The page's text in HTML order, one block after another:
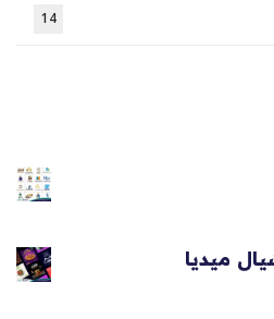
14
ميديا